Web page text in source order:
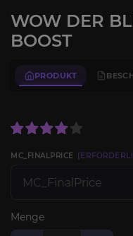
WOW DER
BOOST
PRODUKT
MC_FINALPRICE
Menge